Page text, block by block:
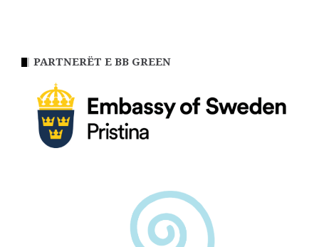
PARTNERËT E BB GREEN